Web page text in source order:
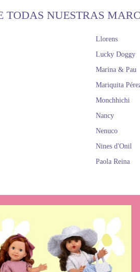
TODAS NUESTRAS
Llorens
Lucky Doggy
Marina & Pau
Mariquita
Monchhichi
Nancy
Nenuco
Nines d'Onil
Paola Reina